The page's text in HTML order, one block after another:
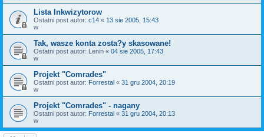
Lista Inkwizytorow
Ostatni post autor: c14 « 13 sie 2005, 15:43
w
Tak, wasze konta zosta?y skasowane!
Ostatni post autor: Lenin « 04 sie 2005, 17:43
w
Projekt "Comrades"
Ostatni post autor: Forrestal « 31 gru 2004, 20:19
w
Projekt "Comrades" - nagany
Ostatni post autor: Forrestal « 31 gru 2004, 20:13
w